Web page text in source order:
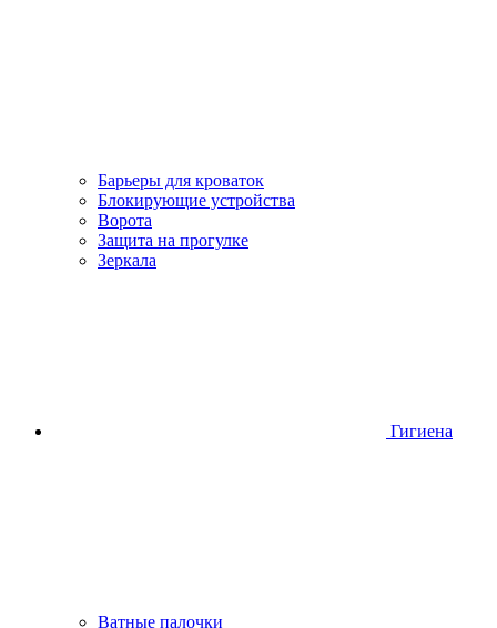
Барьеры для кроваток
Блокирующие устройства
Ворота
Защита на прогулке
Зеркала
Гигиена
Ватные палочки